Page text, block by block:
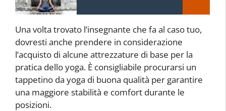
Una volta trovato l’insegnante che fa al caso tuo,
dovresti anche prendere in considerazione
l’acquisto di alcune attrezzature di base per la
pratica dello yoga. È consigliabile procurarsi un
tappetino da yoga di buona qualità per garantire
una maggiore stabilità e comfort durante le
posizioni.